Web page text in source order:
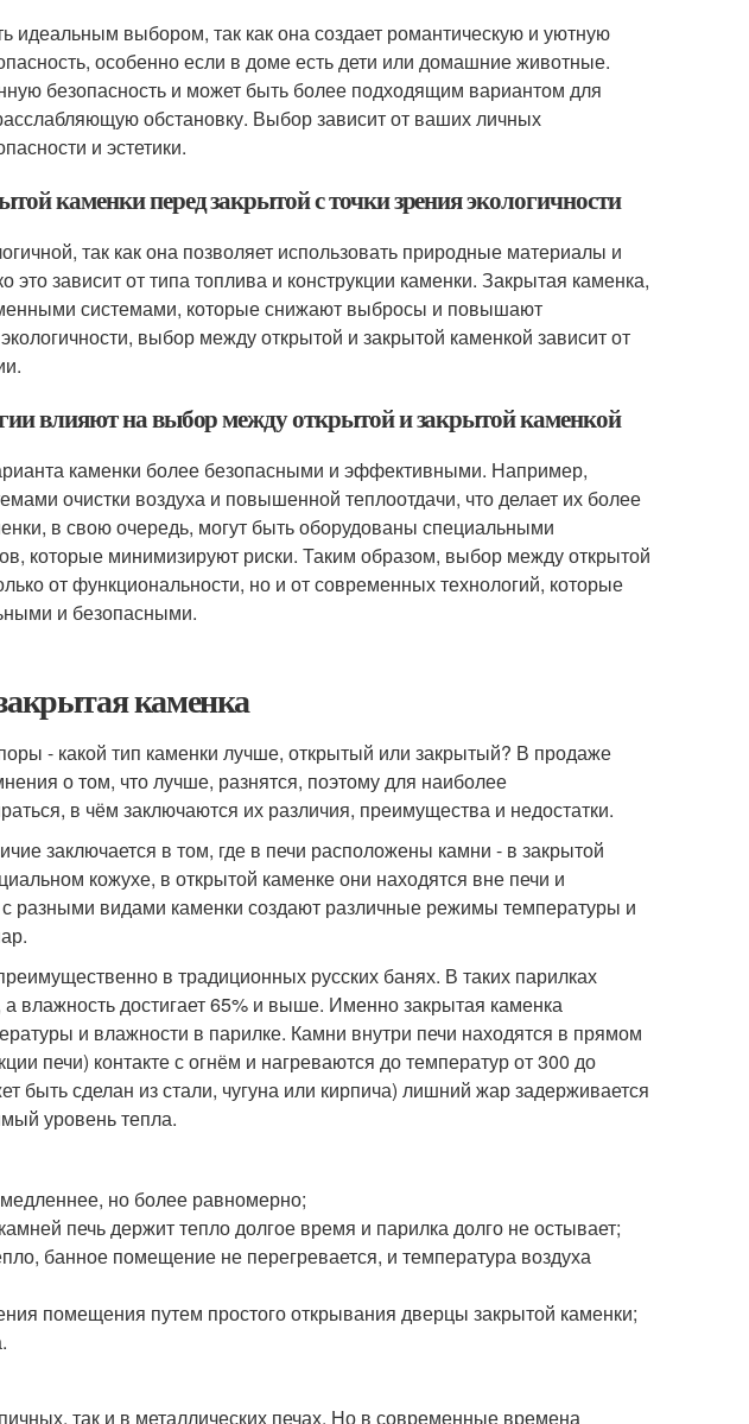
идеальным выбором, так как она создает романтическую и уютную
особенно если в доме есть дети или домашние животные.
безопасность и может быть более подходящим вариантом для
обстановку. Выбор зависит от ваших личных
и эстетики.
каменки перед закрытой с точки зрения экологичности
так как она позволяет использовать природные материалы и
зависит от типа топлива и конструкции каменки. Закрытая каменка,
системами, которые снижают выбросы и повышают
выбор между открытой и закрытой каменкой зависит от
влияют на выбор между открытой и закрытой каменкой
каменки более безопасными и эффективными. Например,
очистки воздуха и повышенной теплоотдачи, что делает их более
в свою очередь, могут быть оборудованы специальными
которые минимизируют риски. Таким образом, выбор между открытой
от функциональности, но и от современных технологий, которые
и безопасными.
каменка
- какой тип каменки лучше, открытый или закрытый? В продаже
о том, что лучше, разнятся, поэтому для наиболее
в чём заключаются их различия, преимущества и недостатки.
заключается в том, где в печи расположены камни - в закрытой
кожухе, в открытой каменке они находятся вне печи и
разными видами каменки создают различные режимы температуры и
в традиционных русских банях. В таких парилках
влажность достигает 65% и выше. Именно закрытая каменка
и влажности в парилке. Камни внутри печи находятся в прямом
печи) контакте с огнём и нагреваются до температур от 300 до
быть сделан из стали, чугуна или кирпича) лишний жар задерживается
уровень тепла.
но более равномерно;
печь держит тепло долгое время и парилка долго не остывает;
банное помещение не перегревается, и температура воздуха
помещения путем простого открывания дверцы закрытой каменки;
так и в металлических печах. Но в современные времена